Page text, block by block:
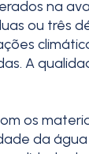
na
ou três
A
os
da